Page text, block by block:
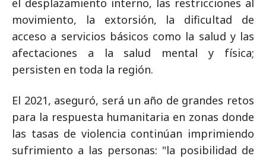
el desplazamiento interno, las restricciones al
movimiento, la extorsión, la dificultad de
acceso a servicios básicos como la salud y las
afectaciones a la salud mental y física;
persisten en toda la región.
El 2021, aseguró, será un año de grandes retos
para la respuesta humanitaria en zonas donde
las tasas de violencia continúan imprimiendo
sufrimiento a las personas: "la posibilidad de